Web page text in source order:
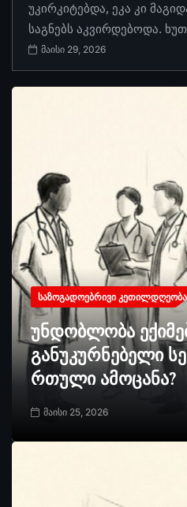
უკირკიტებდა, ეკა კი
საგნებს აკვირდებოდა.
მაისი 29, 2026
ᲡᲐᲖᲝᲒᲐᲓᲝᲔᲑᲠᲘᲕᲘ ᲙᲔᲗᲘᲚᲓᲦᲔᲝᲑᲐ
უნდობლობა
განუკურნებელი
რთული ამოცანა?
მაისი 25, 2026